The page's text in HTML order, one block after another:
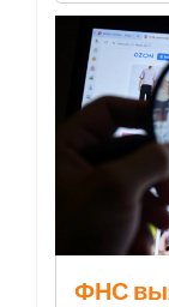
ФНС